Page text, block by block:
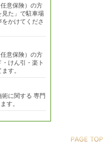
意保険）の方
見た」で駐車場
かけてくださ
意保険）の方
けん引・楽ト
す。
に関する 専門
す。